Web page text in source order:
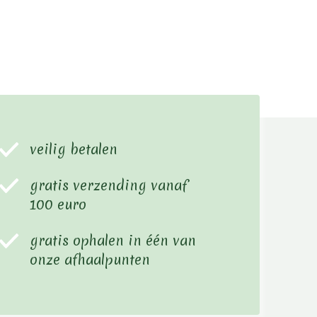
veilig betalen
gratis verzending vanaf
100 euro
gratis ophalen in één van
onze afhaalpunten